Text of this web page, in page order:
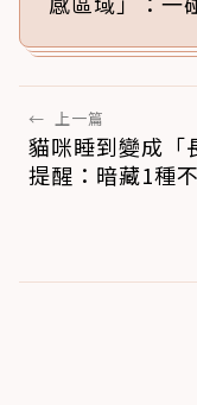
← 上一篇
貓咪睡到變成「
提醒：暗藏1種